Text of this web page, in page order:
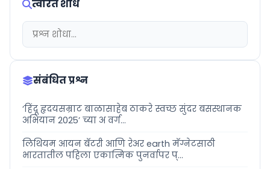
त्वरित शोध
संबंधित प्रश्न
‘हिंदू हृदयसम्राट बाळासाहेब ठाकरे स्वच्छ सुंदर बसस्थानक
अभियान 2025’ च्या अ वर्ग...
लिथियम आयन बॅटरी आणि रेअर earth मॅग्नेटसाठी
भारतातील पहिला एकात्मिक पुनर्वापर प्...